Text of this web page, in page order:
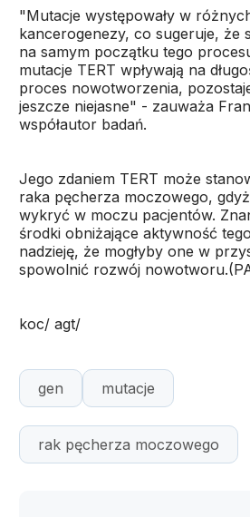
"Mutacje występowały w
kancerogenezy, co sugeruje, że
na samym początku tego
mutacje TERT wpływają na
proces nowotworzenia,
jeszcze niejasne" - zauważa
współautor badań.
Jego zdaniem TERT może
raka pęcherza moczowego,
wykryć w moczu pacjentów.
środki obniżające aktywność
nadzieję, że mogłyby one w
spowolnić rozwój
koc/ agt/
gen mutacje
rak pęcherza moczowego